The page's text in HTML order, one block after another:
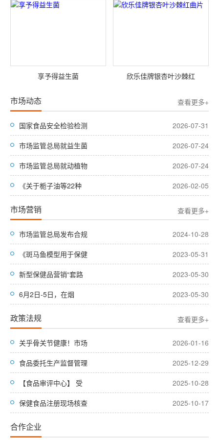
享予得益生菌 欣乐佳牌银杏叶沙棘红
市场动态 查看更多+
国家食品安全检验检测 2026-07-31
市场监管总局就益生菌 2026-07-24
市场监管总局就动植物 2026-07-24
《关于栀子油等22种 2026-02-05
市场营销 查看更多+
市场监管总局发布合规 2024-10-28
《斑马鱼模型用于保健 2023-05-31
新型保健品营销“套路 2023-05-30
6月2日-5日，在烟 2023-05-30
政策法规 查看更多+
关乎骨关节健康！市场 2026-01-16
食品委托生产监督管理 2025-12-29
【食品审评中心】 受 2025-10-28
保健食品注册现场核查 2025-10-17
合作企业